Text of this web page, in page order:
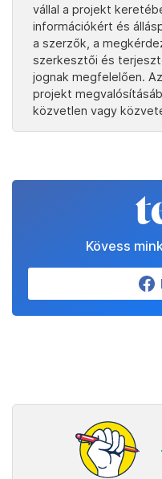
vállal a projekt
információkért és
a szerzők, a
szerkesztői és
jognak megfelelően.
projekt
közvetlen vagy
Kövess